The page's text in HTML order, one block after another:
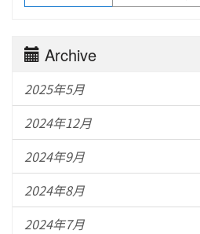
Archive
2025年5月
2024年12月
2024年9月
2024年8月
2024年7月